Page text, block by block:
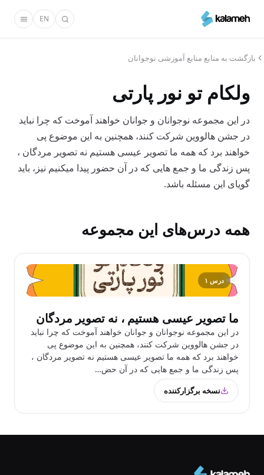
محتوای
EN
بازگشت به منابع منابع آموزشی نوجوانان
ولکام تو نور پارتی
در این مجموعه نوجوانان و جوانان خواهند آموخت که چرا نباید
در جشن هالووین شرکت کنند، همچنین به این موضوع پی
خواهند برد که همه ما تصویر عیسی هستیم نه تصویر مردگان ،
پس زندگی ما و جمع هایی که در آن حضور پیدا میکنیم نیز، باید
گویای این مسئله باشد.
همه درس‌های این مجموعه
درس ۱
ما تصویر عیسی هستیم ، نه تصویر مردگان
در این مجموعه نوجوانان و جوانان خواهند آموخت که چرا نباید
در جشن هالووین شرکت کنند، همچنین به این موضوع پی
خواهند برد که همه ما تصویر عیسی هستیم نه تصویر مردگان ،
پس زندگی ما و جمع هایی که در آن حض…
نسخه برگزارکننده